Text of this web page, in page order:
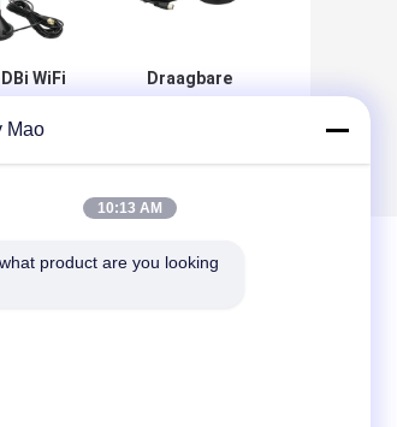
WiFi
antenne
Draagbare
DVB-T2 Digitale
Mao
10:13 AM
product are you looking